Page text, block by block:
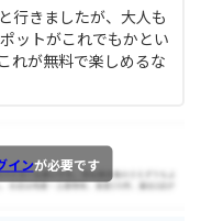
行きましたが、大人も
ットがこれでもかとい
れが無料で楽しめるな
インが必要です